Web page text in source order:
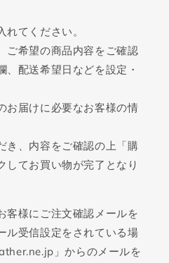
てください。
ご希望の商品内容をご確認
、配送希望日などを設定・
お届けに必要なお客様の情
き、内容をご確認の上「購
してお買い物が完了となり
様にご注文確認メールを
ル受信設定をされている場
」からのメールを